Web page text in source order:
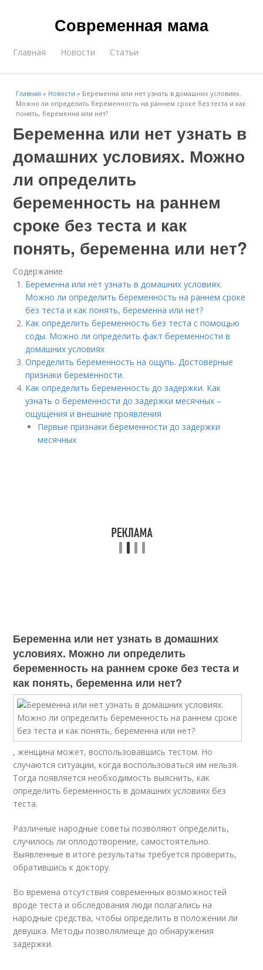
Современная мама
Главная Новости Статьи
Главная » Новости » Беременна или нет узнать в домашних условиях.
Можно ли определить беременность на раннем сроке без теста и как
понять, беременна или нет?
Беременна или нет узнать в
домашних условиях. Можно
ли определить
беременность на раннем
сроке без теста и как
понять, беременна или нет?
Содержание
Беременна или нет узнать в домашних условиях.
Можно ли определить беременность на раннем сроке
без теста и как понять, беременна или нет?
Как определить беременность без теста с помощью
соды. Можно ли определить факт беременности в
домашних условиях
Определить беременность на ощупь. Достоверные
признаки беременности.
Как определить беременность до задержки. Как
узнать о беременности до задержки месячных –
ощущения и внешние проявления
Первые признаки беременности до задержки
месячных
Беременна или нет узнать в домашних
условиях. Можно ли определить
беременность на раннем сроке без теста и
как понять, беременна или нет?
, женщина может, воспользовавшись тестом. Но
случаются ситуации, когда воспользоваться им нельзя.
Тогда появляется необходимость выяснить, как
определить беременность в домашних условиях без
теста.
Различные народные советы позволяют определить,
случилось ли оплодотворение, самостоятельно.
Выявленные в итоге результаты требуется проверить,
обратившись к доктору.
Во времена отсутствия современных возможностей
вроде теста и обследования люди полагались на
народные средства, чтобы определить в положении ли
девушка. Методы позволялиеще до обнаружения
задержки.